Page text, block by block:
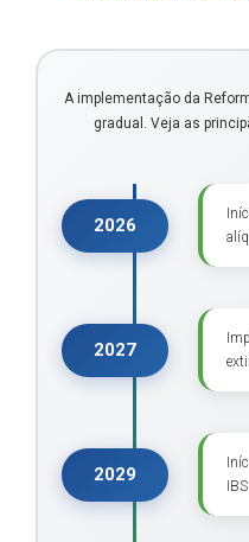
A implementação da
gradual. Veja as
2026
2027
2029
IBS